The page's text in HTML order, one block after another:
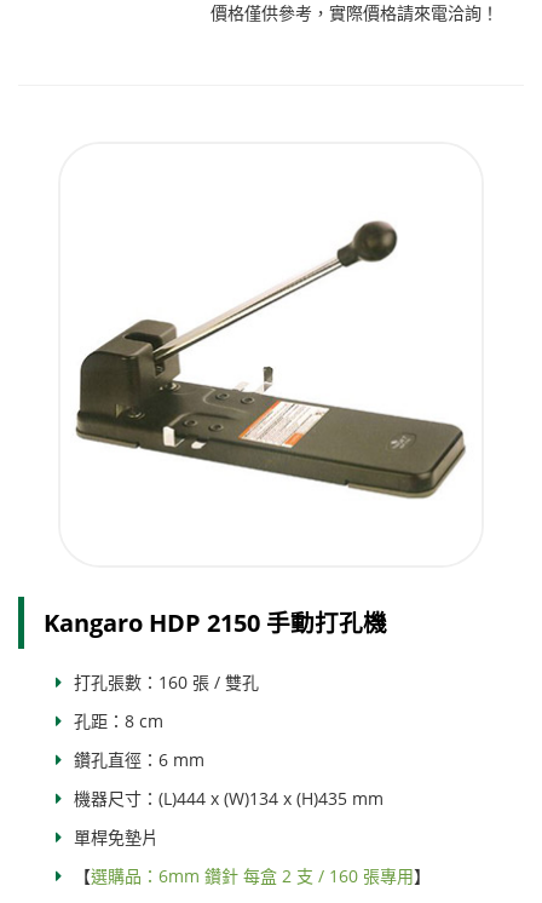
價格僅供參考，實際價格請來電洽詢！
Kangaro HDP 2150 手動打孔機
打孔張數：160 張 / 雙孔
孔距：8 cm
鑽孔直徑：6 mm
機器尺寸：(L)444 x (W)134 x (H)435 mm
單桿免墊片
【選購品：6mm 鑽針 每盒 2 支 / 160 張專用】